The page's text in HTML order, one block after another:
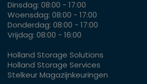
Dinsdag: 08:00 - 17:00
Woensdag: 08:00 - 17:00
Donderdag: 08:00 - 17:00
Vrijdag: 08:00 - 16:00
Holland Storage Solutions
Holland Storage Services
Stelkeur Magazijnkeuringen